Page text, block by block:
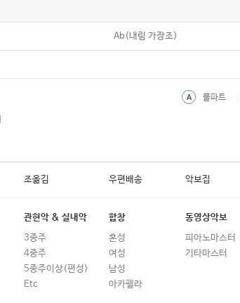
Ab(내림 가장조)
A 풀파트
조옮김 우편배송 악보집
관현악 & 실내악
3중주
4중주
5중주이상(편성)
Etc
합창
혼성
여성
남성
아카펠라
동영상악보
피아노마스터
기타마스터